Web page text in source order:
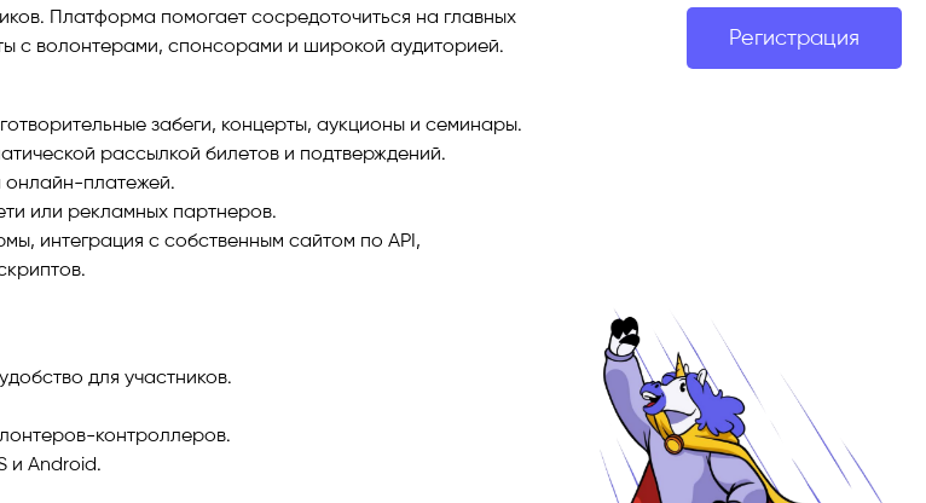
Платформа помогает сосредоточиться на главных
с волонтерами, спонсорами и широкой аудиторией.
забеги, концерты, аукционы и семинары.
рассылкой билетов и подтверждений.
онлайн-платежей.
или рекламных партнеров.
интеграция с собственным сайтом по API,
для участников.
контроллеров.
и Android.
Регистрация